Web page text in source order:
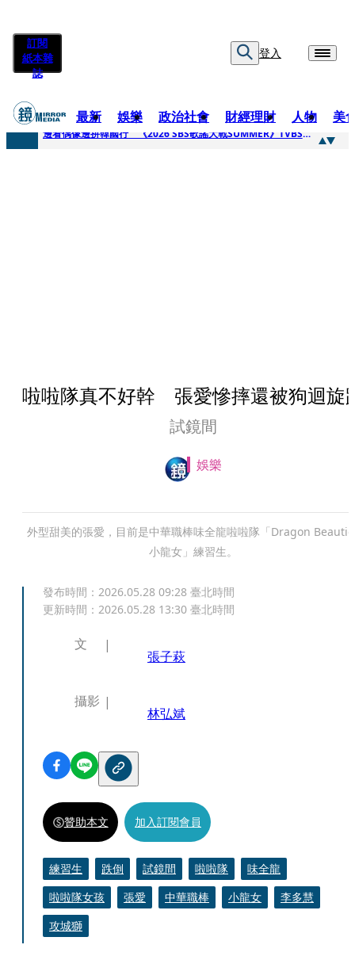
訂閱
紙本雜
誌
登入
最新 娛樂 政治社會 財經理財 人物 美
快訊
邊看偶像邊拚韓國行 《2026 SBS歌謠大戰SUMMER》TVBS直播祭追星福利
啦啦隊真不好幹 張愛慘摔還被狗迴旋
試鏡間
娛樂
外型甜美的張愛，目前是中華職棒味全龍啦啦隊「Dragon
小龍女」練習生。
發布時間： 2026.05.28 09:28 臺北時間
更新時間： 2026.05.28 13:30 臺北時間
文
張子萩
攝影
林弘斌
贊助本文 加入訂閱會員
練習生 跌倒 試鏡間 啦啦隊
味全龍
啦啦隊女孩
張愛 中華職棒 小龍女
李多慧
攻城獅